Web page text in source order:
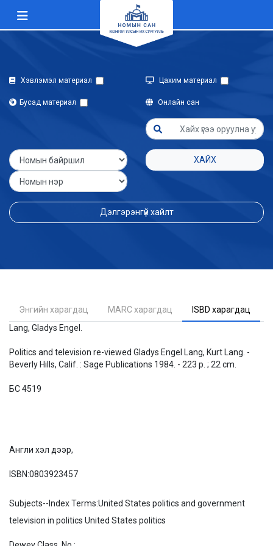
Хэвлэмэл материал Цахим материал
Бусад материал Онлайн сан
ХАЙХ
Дэлгэрэнгүй хайлт
Энгийн харагдац MARC харагдац
ISBD харагдац
Lang, Gladys Engel.
Politics and television re-viewed Gladys Engel Lang, Kurt Lang. -
Beverly Hills, Calif. : Sage Publications 1984. - 223 p. ; 22 cm.
БС 4519
Англи хэл дээр,
ISBN:0803923457
Subjects--Index Terms:United States politics and government
television in politics United States politics